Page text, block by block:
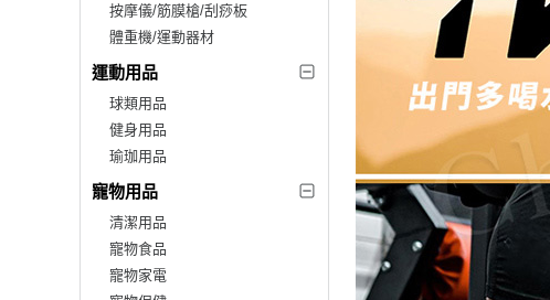
按摩儀/筋膜槍/刮痧板
體重機/運動器材
運動用品
球類用品
健身用品
瑜珈用品
寵物用品
清潔用品
寵物食品
寵物家電